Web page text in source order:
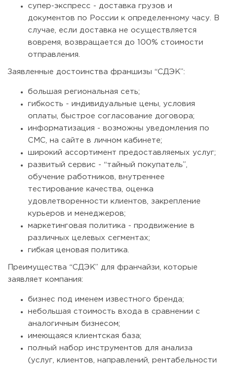
супер-экспресс - доставка грузов и
документов по России к определенному часу. В
случае, если доставка не осуществляется
вовремя, возвращается до 100% стоимости
отправления.
Заявленные достоинства франшизы “СДЭК”:
большая региональная сеть;
гибкость - индивидуальные цены, условия
оплаты, быстрое согласование договора;
информатизация - возможны уведомления по
СМС, на сайте в личном кабинете;
широкий ассортимент предоставляемых услуг;
развитый сервис - “тайный покупатель”,
обучение работников, внутреннее
тестирование качества, оценка
удовлетворенности клиентов, закрепление
курьеров и менеджеров;
маркетинговая политика - продвижение в
различных целевых сегментах;
гибкая ценовая политика.
Преимущества “СДЭК” для франчайзи, которые
заявляет компания:
бизнес под именем известного бренда;
небольшая стоимость входа в сравнении с
аналогичным бизнесом;
имеющаяся клиентская база;
полный набор инструментов для анализа
(услуг, клиентов, направлений, рентабельности